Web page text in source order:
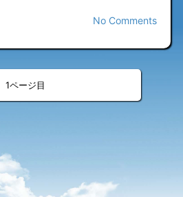
No Comments
1